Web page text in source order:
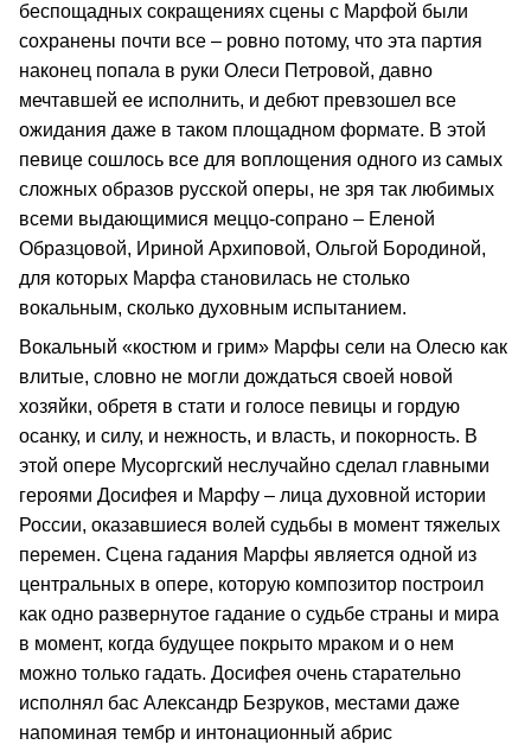
беспощадных сокращениях сцены с Марфой были
сохранены почти все – ровно потому, что эта партия
наконец попала в руки Олеси Петровой, давно
мечтавшей ее исполнить, и дебют превзошел все
ожидания даже в таком площадном формате. В этой
певице сошлось все для воплощения одного из самых
сложных образов русской оперы, не зря так любимых
всеми выдающимися меццо-сопрано – Еленой
Образцовой, Ириной Архиповой, Ольгой Бородиной,
для которых Марфа становилась не столько
вокальным, сколько духовным испытанием.
Вокальный «костюм и грим» Марфы сели на Олесю как
влитые, словно не могли дождаться своей новой
хозяйки, обретя в стати и голосе певицы и гордую
осанку, и силу, и нежность, и власть, и покорность. В
этой опере Мусоргский неслучайно сделал главными
героями Досифея и Марфу – лица духовной истории
России, оказавшиеся волей судьбы в момент тяжелых
перемен. Сцена гадания Марфы является одной из
центральных в опере, которую композитор построил
как одно развернутое гадание о судьбе страны и мира
в момент, когда будущее покрыто мраком и о нем
можно только гадать. Досифея очень старательно
исполнял бас Александр Безруков, местами даже
напоминая тембр и интонационный абрис